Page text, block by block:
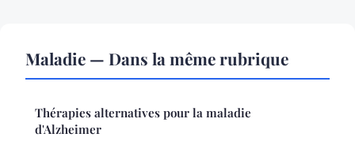
Maladie — Dans la même rubrique
Thérapies alternatives pour la maladie
d'Alzheimer